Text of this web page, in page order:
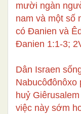
mười ngàn
nam và một số
có Đanien và
Đanien 1:1-3;
Dân Israen
huỷ
việc này sớm